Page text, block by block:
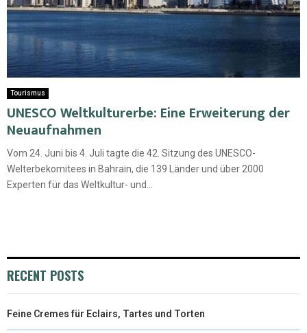
Tourismus
UNESCO Weltkulturerbe: Eine Erweiterung der
Neuaufnahmen
Vom 24. Juni bis 4. Juli tagte die 42. Sitzung des UNESCO-
Welterbekomitees in Bahrain, die 139 Länder und über 2000
Experten für das Weltkultur- und...
RECENT POSTS
Feine Cremes für Eclairs, Tartes und Torten